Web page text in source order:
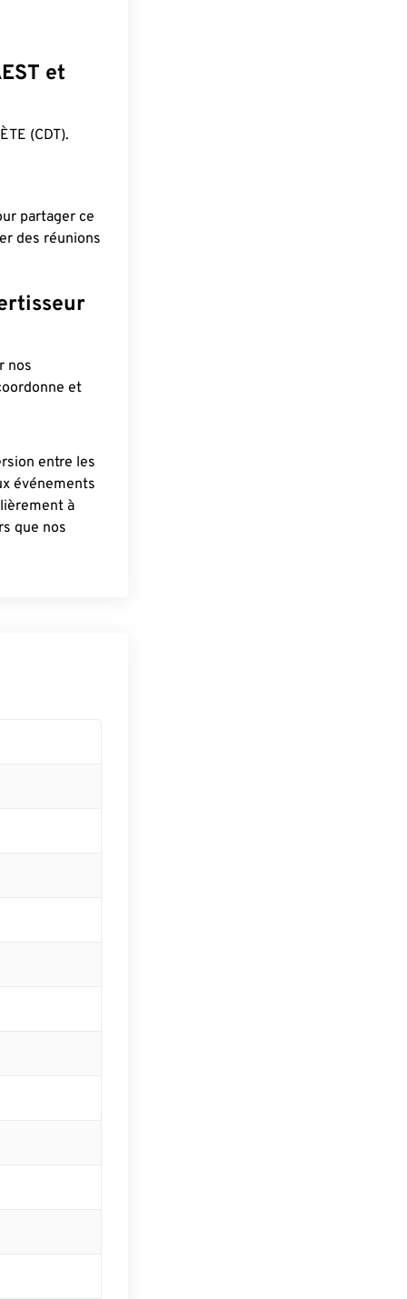
et
(CDT).
partager ce
des réunions
nos
et
entre les
événements
à
que nos